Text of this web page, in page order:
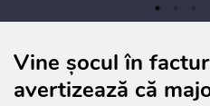
Vine șocul în
avertizează că